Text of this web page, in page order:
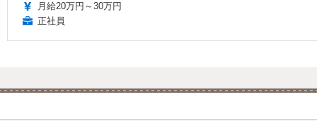
月給20万円～30万円
正社員